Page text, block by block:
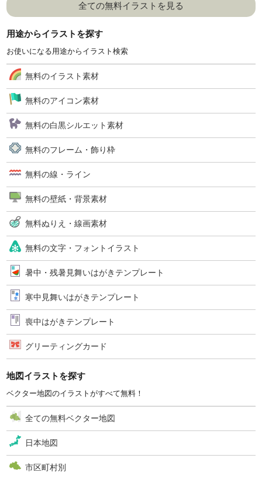
全ての無料イラストを見る
用途からイラストを探す
お使いになる用途からイラスト検索
無料のイラスト素材
無料のアイコン素材
無料の白黒シルエット素材
無料のフレーム・飾り枠
無料の線・ライン
無料の壁紙・背景素材
無料ぬりえ・線画素材
無料の文字・フォントイラスト
暑中・残暑見舞いはがきテンプレート
寒中見舞いはがきテンプレート
喪中はがきテンプレート
グリーティングカード
地図イラストを探す
ベクター地図のイラストがすべて無料！
全ての無料ベクター地図
日本地図
市区町村別